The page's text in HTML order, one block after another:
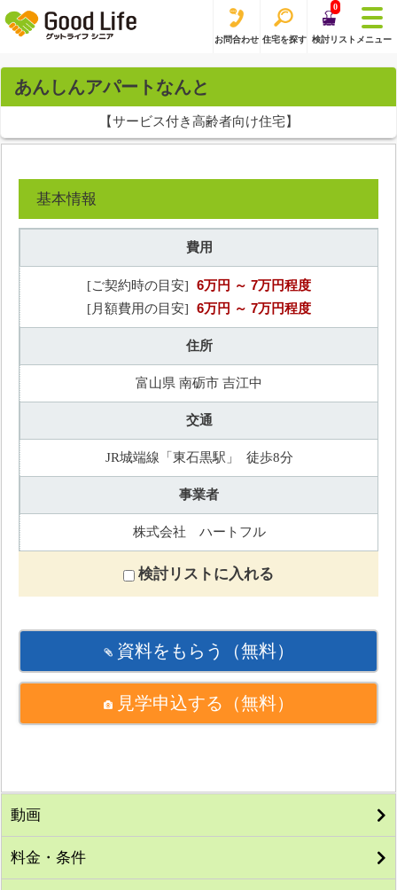
お問合わせ 住宅を探す
0
検討リスト メニュー
あんしんアパートなんと
【サービス付き高齢者向け住宅】
基本情報
費用
[ご契約時の目安] 6万円 ～ 7万円程度
[月額費用の目安] 6万円 ～ 7万円程度
住所
富山県 南砺市 吉江中
交通
JR城端線「東石黒駅」 徒歩8分
事業者
株式会社 ハートフル
検討リストに入れる
資料をもらう （無料）
見学申込する （無料）
動画
料金・条件